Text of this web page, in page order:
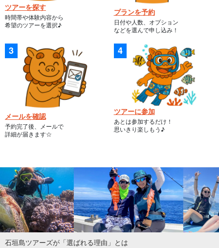
ツアーを探す
時間帯や体験内容から
希望のツアーを選択♪
プランを予約
日付や人数、オプション
などを選んで申し込み！
メールを確認
予約完了後、メールで
詳細が届きます☆
ツアーに参加
あとは参加するだけ！
思いきり楽しもう♪
石垣島ツアーズが「選ばれる理由」とは